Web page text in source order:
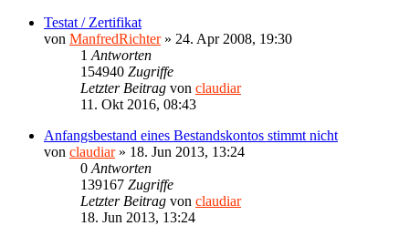
Testat / Zertifikat
von ManfredRichter» 24. Apr 2008, 19:30
1 Antworten
154940 Zugriffe
Letzter Beitrag von claudiar
11. Okt 2016, 08:43
Anfangsbestand eines Bestandskontos stimmt nicht
von claudiar» 18. Jun 2013, 13:24
0 Antworten
139167 Zugriffe
Letzter Beitrag von claudiar
18. Jun 2013, 13:24